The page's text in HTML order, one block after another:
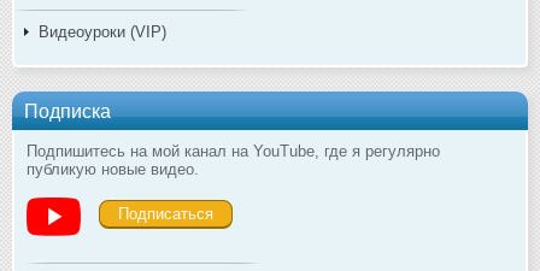
Видеоуроки (VIP)
Подписка
Подпишитесь на мой канал на YouTube, где я регулярно
публикую новые видео.
Подписаться